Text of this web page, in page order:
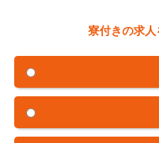
寮付きの求人